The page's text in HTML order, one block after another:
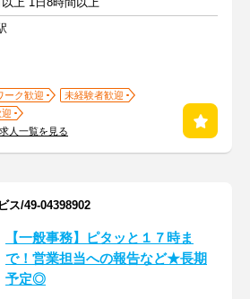
ーク歓迎
未経験者歓迎
人一覧を見る
ス/49-04398902
【一般事務】ピタッと１７時ま
で！営業担当への報告など★長期
予定◎